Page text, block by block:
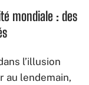
mondiale : des
l’illusion
au lendemain,